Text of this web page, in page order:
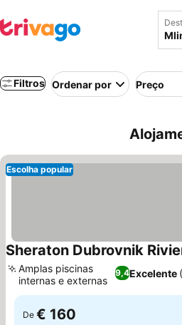
Filtros Ordenar por Preço
Escolha popular
Sheraton Dubrovnik
9,4Excelente
Amplas piscinas
internas e externas
De € 160